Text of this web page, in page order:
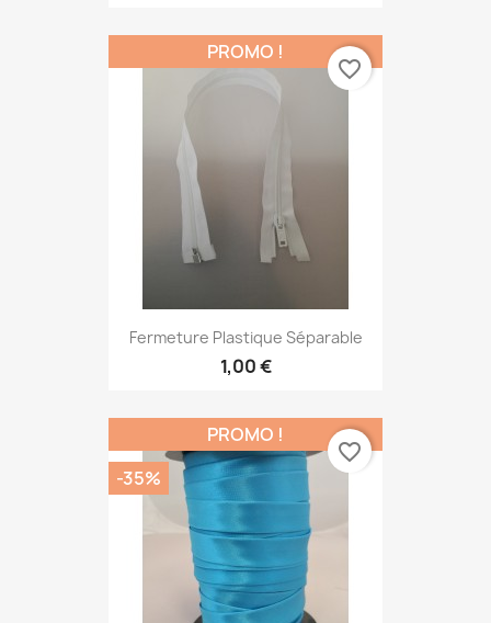
Fermeture Plastique Séparable
1,00 €
PROMO !
favorite_border
PROMO !
-35%
favorite_border